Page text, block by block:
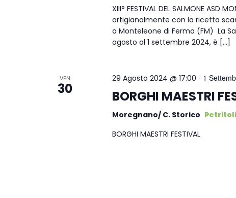
XIII° FESTIVAL DEL SALMONE
artigianalmente con la ricetta
a Monteleone di Fermo (FM) La
agosto al 1 settembre 2024, è […]
VEN
30
29 Agosto 2024 @ 17:00 - 1
BORGHI MAESTRI
Moregnano/ C. Storico
BORGHI MAESTRI FESTIVAL